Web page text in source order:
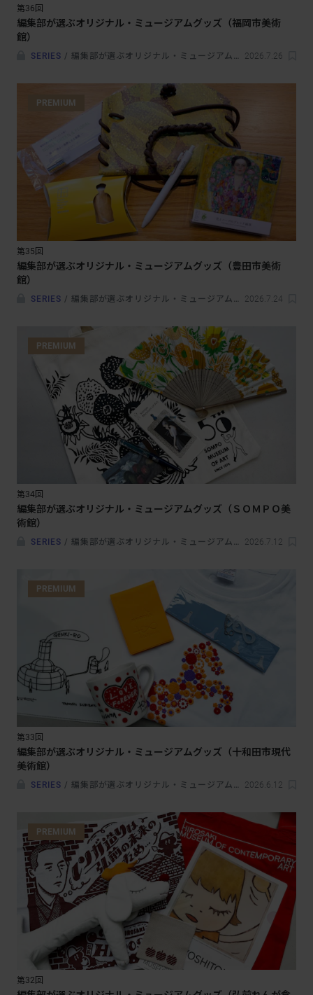
第36回
編集部が選ぶオリジナル・ミュージアムグッズ（福岡市美術
館）
SERIES / 編集部が選ぶオリジナル・ミュージアムグッズ 2026.7.26
PREMIUM
第35回
編集部が選ぶオリジナル・ミュージアムグッズ（豊田市美術
館）
SERIES / 編集部が選ぶオリジナル・ミュージアムグッズ 2026.7.24
PREMIUM
第34回
編集部が選ぶオリジナル・ミュージアムグッズ（ＳＯＭＰＯ美
術館）
SERIES / 編集部が選ぶオリジナル・ミュージアムグッズ 2026.7.12
PREMIUM
第33回
編集部が選ぶオリジナル・ミュージアムグッズ（十和田市現代
美術館）
SERIES / 編集部が選ぶオリジナル・ミュージアムグッズ 2026.6.12
PREMIUM
第32回